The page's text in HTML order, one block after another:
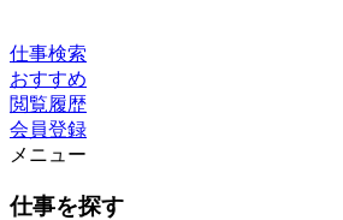
仕事検索
おすすめ
閲覧履歴
会員登録
メニュー
仕事を探す